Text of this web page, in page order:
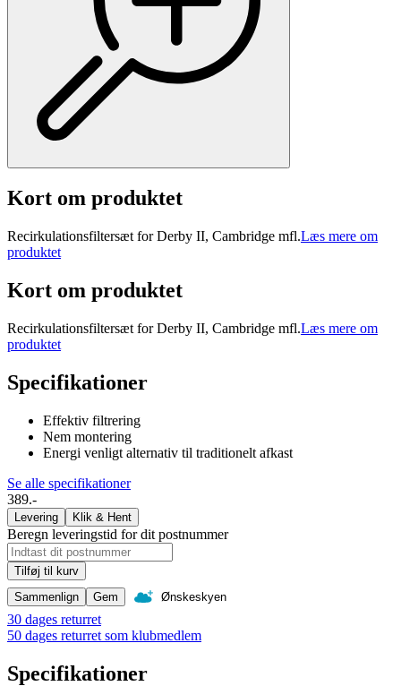
Kort om produktet
Recirkulationsfiltersæt for Derby II, Cambridge mfl.Læs mere om
produktet
Kort om produktet
Recirkulationsfiltersæt for Derby II, Cambridge mfl.Læs mere om
produktet
Specifikationer
Effektiv filtrering
Nem montering
Energi venligt alternativ til traditionelt afkast
Se alle specifikationer
389.-
Levering Klik & Hent
Beregn leveringstid for dit postnummer
Tilføj til kurv
Sammenlign
Gem Ønskeskyen
30 dages returret
50 dages returret som klubmedlem
Specifikationer